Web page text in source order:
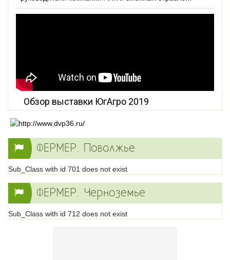
Обзор выставки ЮгАгро 2019
ФЕРМЕР. Поволжье
Sub_Class with id 701 does not exist
ФЕРМЕР. Черноземье
Sub_Class with id 712 does not exist